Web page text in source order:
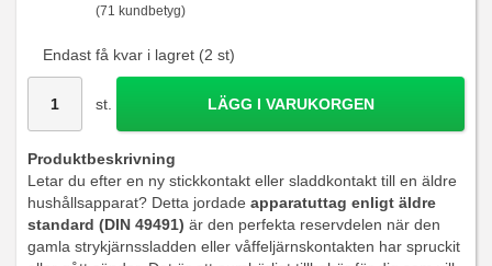
(71 kundbetyg)
Endast få kvar i lagret (2 st)
st. LÄGG I VARUKORGEN
Produktbeskrivning
Letar du efter en ny stickkontakt eller sladdkontakt till en äldre
hushållsapparat? Detta jordade apparatuttag enligt äldre
standard (DIN 49491) är den perfekta reservdelen när den
gamla strykjärnssladden eller våffeljärnskontakten har spruckit